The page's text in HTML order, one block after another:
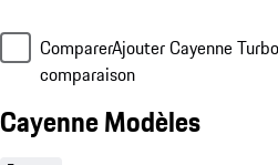
ComparerAjouter Cayenne
comparaison
Cayenne Modèles